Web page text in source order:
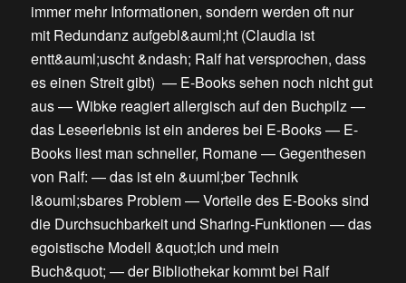
immer mehr Informationen, sondern werden oft nur
mit Redundanz aufgebl&auml;ht(Claudia ist
entt&auml;uscht &ndash; Ralf hat versprochen, dass
es einen Streit gibt) — E-Books sehen noch nicht gut
aus—Wibke reagiert allergisch auf den Buchpilz—
das Leseerlebnis ist ein anderes bei E-Books— E-
Books liest man schneller, Romane—Gegenthesen
von Ralf: —das ist ein &uuml;ber Technik
l&ouml;sbares Problem—Vorteile des E-Books sind
die Durchsuchbarkeit und Sharing-Funktionen —das
egoistische Modell &quot;Ich und mein
Buch&quot; —der Bibliothekar kommt bei Ralf